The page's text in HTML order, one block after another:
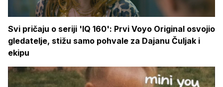
Svi pričaju o seriji 'IQ 160': Prvi Voyo Original osvojio
gledatelje, stižu samo pohvale za Dajanu Čuljak i
ekipu